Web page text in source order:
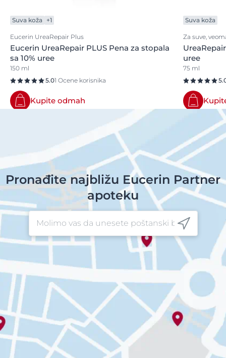
Suva koža +1
Eucerin UreaRepair Plus
Eucerin UreaRepair PLUS Pena za stopala
sa 10% uree
150 ml
5.01 Ocene korisnika
Kupite odmah
Suva koža
Za suve,
uree
75 ml
Pronađite najbližu Eucerin Partner
apoteku